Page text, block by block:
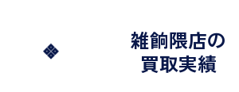
雑餉隈店の
買取実績